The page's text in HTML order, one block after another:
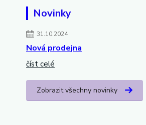
Novinky
31.10.2024
Nová prodejna
číst celé
Zobrazit všechny novinky